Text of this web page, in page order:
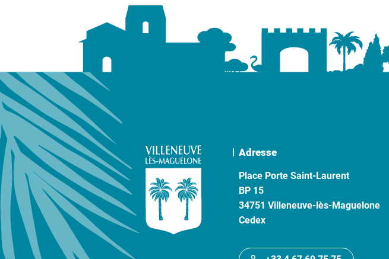
Adresse
Place Porte Saint-Laurent
BP 15
34751 Villeneuve-lès-Maguelone
Cedex